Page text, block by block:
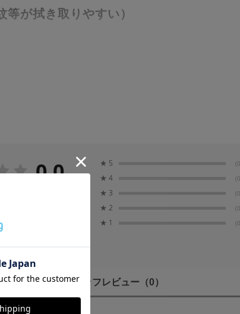
が拭き取りやすい）
0.0
数：
★ 5
★ 4
★ 3
★ 2
★ 1
スタッフレビュー （0）